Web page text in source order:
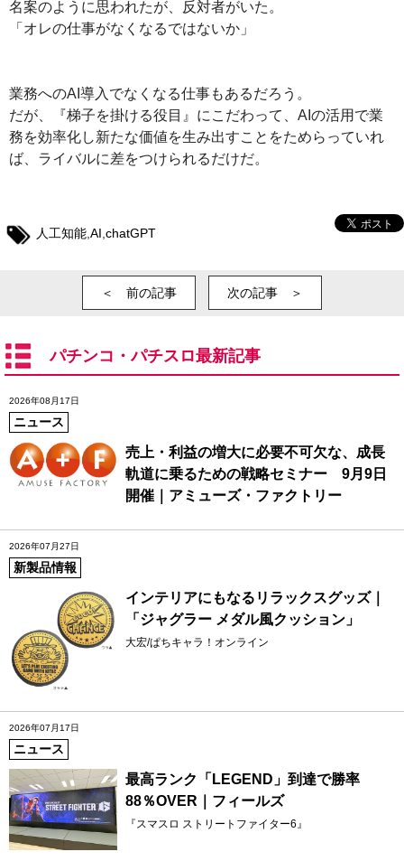
名案のように思われたが、反対者がいた。
「オレの仕事がなくなるではないか」
業務へのAI導入でなくなる仕事もあるだろう。
だが、『梯子を掛ける役目』にこだわって、AIの活用で業
務を効率化し新たな価値を生み出すことをためらっていれ
ば、ライバルに差をつけられるだけだ。
人工知能,AI,chatGPT
＜ 前の記事 次の記事 ＞
パチンコ・パチスロ最新記事
2026年08月17日
ニュース
売上・利益の増大に必要不可欠な、成長
軌道に乗るための戦略セミナー 9月9日
開催｜アミューズ・ファクトリー
2026年07月27日
新製品情報
インテリアにもなるリラックスグッズ｜
「ジャグラー メダル風クッション」
大宏/ぱちキャラ！オンライン
2026年07月17日
ニュース
最高ランク「LEGEND」到達で勝率
88％OVER｜フィールズ
『スマスロ ストリートファイター6』